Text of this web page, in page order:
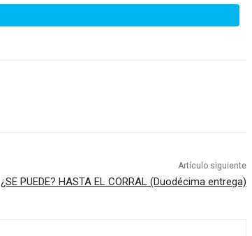
Artículo siguiente
¿SE PUEDE? HASTA EL CORRAL (Duodécima entrega)